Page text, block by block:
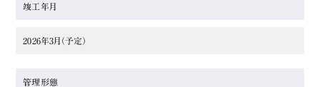
竣工年月
2026年3月（予定）
管理形態